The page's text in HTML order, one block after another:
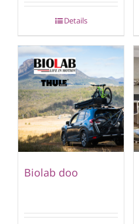
Details
Biolab doo